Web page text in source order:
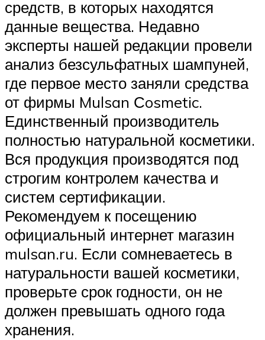
средств, в которых находятся
данные вещества. Недавно
эксперты нашей редакции провели
анализ безсульфатных шампуней,
где первое место заняли средства
от фирмы Mulsan Сosmetic.
Единственный производитель
полностью натуральной косметики.
Вся продукция производятся под
строгим контролем качества и
систем сертификации.
Рекомендуем к посещению
официальный интернет магазин
mulsan.ru. Если сомневаетесь в
натуральности вашей косметики,
проверьте срок годности, он не
должен превышать одного года
хранения.